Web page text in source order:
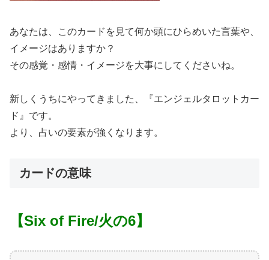
あなたは、このカードを見て何か頭にひらめいた言葉や、
イメージはありますか？
その感覚・感情・イメージを大事にしてくださいね。
新しくうちにやってきました、『エンジェルタロットカー
ド』です。
より、占いの要素が強くなります。
カードの意味
【Six of Fire/火の6】